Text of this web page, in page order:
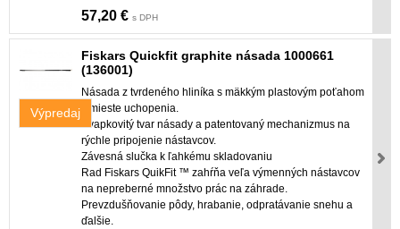
57,20 € s DPH
Výpredaj
Fiskars Quickfit graphite násada 1000661
(136001)
Násada z tvrdeného hliníka s mäkkým plastovým poťahom
v mieste uchopenia.
Kvapkovitý tvar násady a patentovaný mechanizmus na
rýchle pripojenie nástavcov.
Závesná slučka k ľahkému skladovaniu
Rad Fiskars QuikFit ™ zahŕňa veľa výmenných nástavcov
na nepreberné množstvo prác na záhrade.
Prevzdušňovanie pôdy, hrabanie, odpratávanie snehu a
ďalšie.